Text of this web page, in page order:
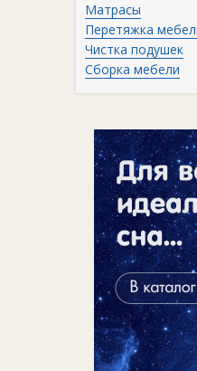
Матрасы
Перетяжка
Чистка подушек
Сборка мебели